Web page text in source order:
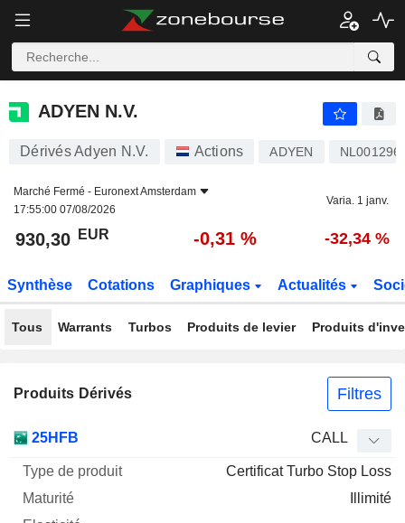
ADYEN N.V.
ADYEN N.V.
Dérivés Adyen N.V. Actions ADYEN
Marché Fermé - Euronext Amsterdam
17:55:00 07/08/2026
Varia. 1 janv.
930,30 EUR -0,31 % -32,34 %
Synthèse Cotations Graphiques Actualités
Tous Warrants Turbos Produits de levier Produits
Produits Dérivés Filtres
Mnemo Type produit
Elasticité Levier Parité
25HFB CALL
Certificat Turbo Stop Loss
Illimité